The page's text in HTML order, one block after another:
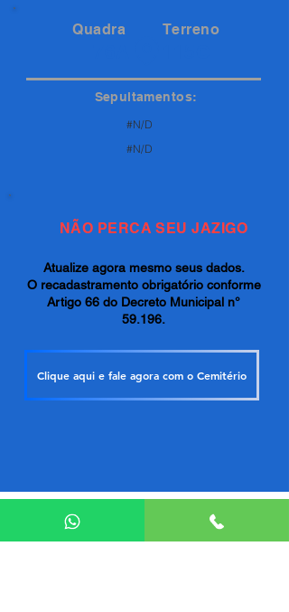
Quadra Terreno
Sepultamentos:
#N/D
#N/D
NÃO PERCA SEU JAZIGO
Atualize agora mesmo seus dados.
O recadastramento obrigatório conforme
Artigo 66 do Decreto Municipal n°
59.196.
Clique aqui e fale agora com o Cemitério